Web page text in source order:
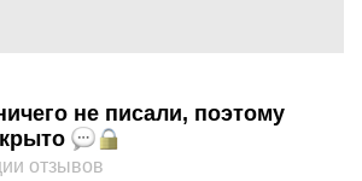
не писали, поэтому
отзывов